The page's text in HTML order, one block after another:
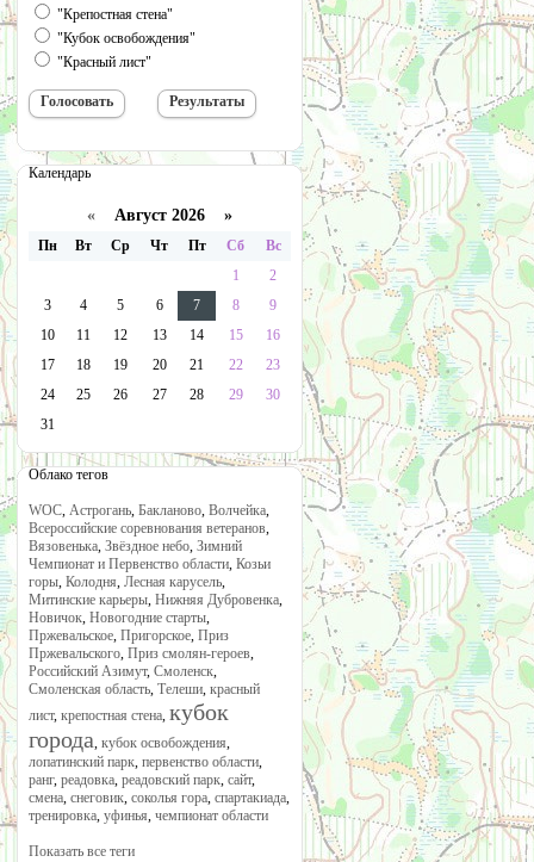
"Крепостная стена"
"Кубок освобождения"
"Красный лист"
Календарь
« Август 2026 »
Пн Вт Ср Чт Пт Сб
Вс
1
2
3
4 5 6 7 8
9
10
11 12 13 14 15
16
17
18 19 20 21 22
23
24
25 26 27 28 29
30
31
Облако тегов
WOC, Астрогань, Бакланово, Волчейка,
Всероссийские соревнования ветеранов,
Вязовенька, Звёздное небо, Зимний
Чемпионат и Первенство области, Козьи
горы, Колодня, Лесная карусель,
Митинские карьеры, Нижняя Дубровенка,
Новичок, Новогодние старты,
Пржевальское, Пригорское, Приз
Пржевальского, Приз смолян-героев,
Российский Азимут, Смоленск,
Смоленская область, Телеши, красный
лист, крепостная стена, кубок
города, кубок освобождения,
лопатинский парк, первенство области,
ранг, реадовка, реадовский парк, сайт,
смена, снеговик, соколья гора, спартакиада,
тренировка, уфинья, чемпионат области
Показать все теги